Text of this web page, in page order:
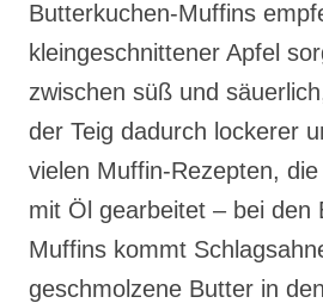
Butterkuchen-Muffins
kleingeschnittener Apfel
zwischen süß und
der Teig dadurch lockerer
vielen Muffin-Rezepten,
mit Öl gearbeitet – bei den
Muffins kommt
geschmolzene Butter in